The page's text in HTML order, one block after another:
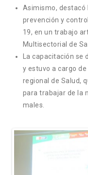
Asimismo, destacó
prevención y
19, en un trabajo
Multisectorial de
La capacitación se
y estuvo a cargo
regional de Salud,
para trabajar de la
males.